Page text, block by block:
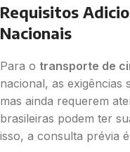
Requisitos
Nacionais
Para o transporte de
nacional, as exigências
mas ainda requerem
brasileiras podem ter
isso, a consulta prévia